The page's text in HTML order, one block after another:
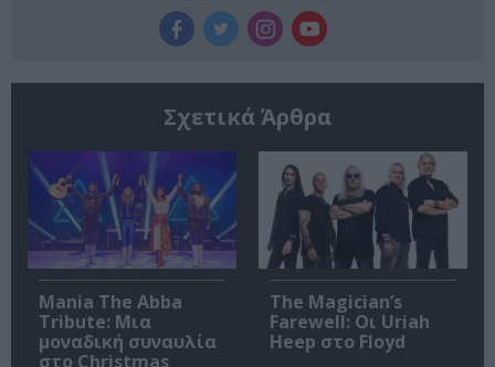
Σχετικά Άρθρα
Mania The Abba
Tribute: Μια
μοναδική συναυλία
στο Christmas
The Magician’s
Farewell: Οι Uriah
Heep στο Floyd